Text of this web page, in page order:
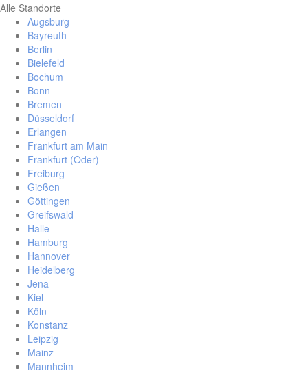
Alle Standorte
Augsburg
Bayreuth
Berlin
Bielefeld
Bochum
Bonn
Bremen
Düsseldorf
Erlangen
Frankfurt am Main
Frankfurt (Oder)
Freiburg
Gießen
Göttingen
Greifswald
Halle
Hamburg
Hannover
Heidelberg
Jena
Kiel
Köln
Konstanz
Leipzig
Mainz
Mannheim